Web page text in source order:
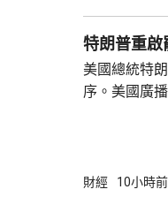
見，令外界
策。不過日
或會談，只
特朗普重啟
美國總統特
序。美國廣
事的誠信產
財經 10小時前